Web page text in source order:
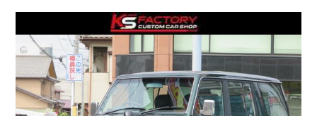
お問い合わせ
採用情報